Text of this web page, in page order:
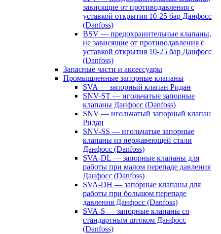
зависящие от противодавления с
уставкой открытия 10-25 бар Данфосс
(Danfoss)
BSV — предохранительные клапаны,
не зависящие от противодавления с
уставкой открытия 10-25 бар Данфосс
(Danfoss)
Запасные части и аксессуары
Промышленные запорные клапаны
SVA — запорный клапан Ридан
SNV-ST — игольчатые запорные
клапаны Данфосс (Danfoss)
SNV — игольчатый запорный клапан
Ридан
SNV-SS — игольчатые запорные
клапаны из нержавеющей стали
Данфосс (Danfoss)
SVA-DL — запорные клапаны для
работы при малом перепаде давления
Данфосс (Danfoss)
SVA-DH — запорные клапаны для
работы при большом перепаде
давления Данфосс (Danfoss)
SVA-S — запорные клапаны со
стандартным штоком Данфосс
(Danfoss)